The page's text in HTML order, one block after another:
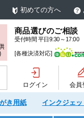
初めての方へ
商品選びのご相談
受付時間 平日9:30～17:00
[各種決済対応]
ログイン 会員
き用紙 インクジェ